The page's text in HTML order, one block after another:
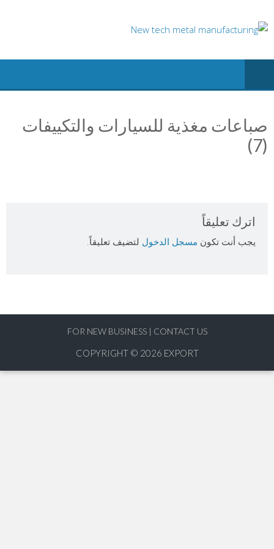
to
صباعات مغذية للسيارات والتكييفات
(7)
اترك تعليقاً
يجب أنت تكون مسجل الدخول لتضيف تعليقاً.
FOR NEW BUSINESS | CONTACT US
COPYRIGHT © 2026 EXPORT